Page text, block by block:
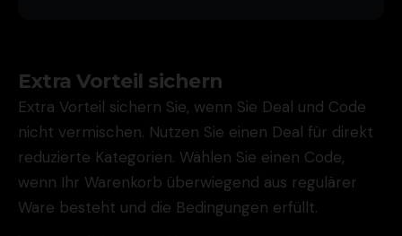
Extra Vorteil sichern
Extra Vorteil sichern Sie, wenn Sie Deal und Code
nicht vermischen. Nutzen Sie einen Deal für direkt
reduzierte Kategorien. Wählen Sie einen Code,
wenn Ihr Warenkorb überwiegend aus regulärer
Ware besteht und die Bedingungen erfüllt.